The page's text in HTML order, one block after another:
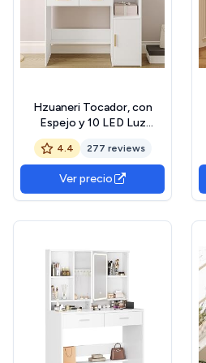
Hzuaneri Tocador, con
Espejo y 10 LED Luz
Regulable, Mesa de
Maquillaje con 2 Cajón y 1
Armario, 3 Estantes y 4
Compartimentos Abiertos,
Blanco DT32503X The
4.4 277 reviews
Ver precio